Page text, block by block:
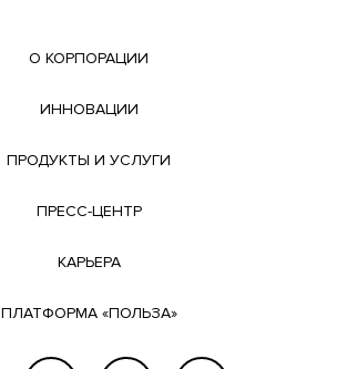
О КОРПОРАЦИИ
ИННОВАЦИИ
ПРОДУКТЫ И УСЛУГИ
ПРЕСС-ЦЕНТР
КАРЬЕРА
ПЛАТФОРМА «ПОЛЬЗА»